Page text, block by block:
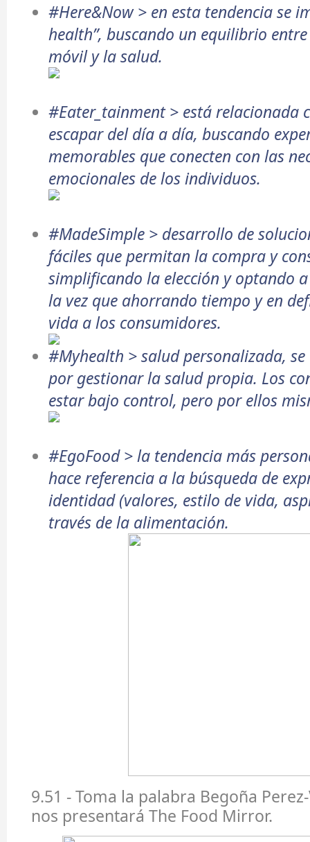
#Here&Now > en esta tendencia se
health”, buscando un equilibrio
móvil y la salud.
#Eater_tainment > está relacionada
escapar del día a día, buscando
memorables que conecten con las
emocionales de los individuos.
#MadeSimple > desarrollo de
fáciles que permitan la compra y
simplificando la elección y optando
la vez que ahorrando tiempo y en
vida a los consumidores.
#Myhealth > salud personalizada,
por gestionar la salud propia. Los
estar bajo control, pero por ellos
#EgoFood >la tendencia más
hace referencia a la búsqueda de
identidad (valores, estilo de vida,
través de la alimentación.
9.51 - Toma la palabra Begoña
nos presentará The Food Mirror.